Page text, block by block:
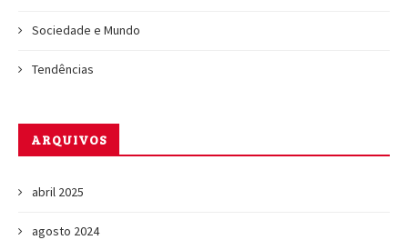
Sociedade e Mundo
Tendências
ARQUIVOS
abril 2025
agosto 2024